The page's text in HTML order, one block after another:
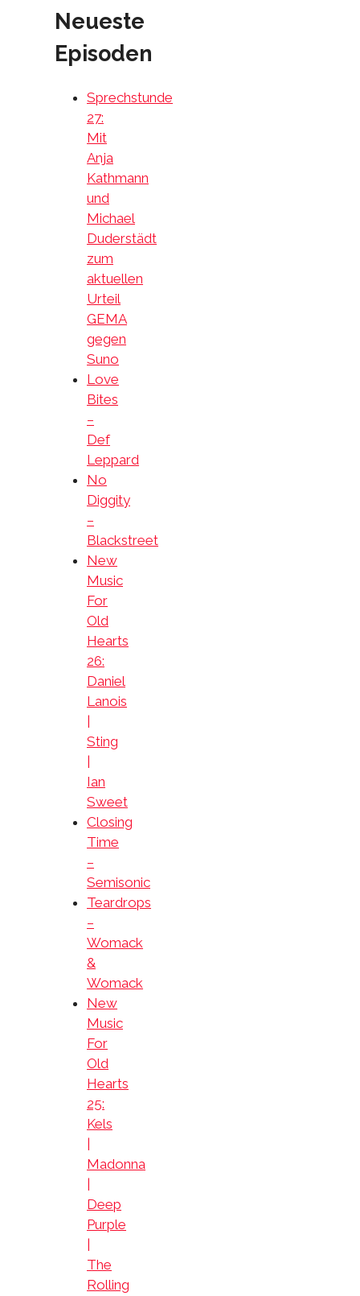
Neueste
Episoden
Sprechstunde
27:
Mit
Anja
Kathmann
und
Michael
Duderstädt
zum
aktuellen
Urteil
GEMA
gegen
Suno
Love
Bites
–
Def
Leppard
No
Diggity
–
Blackstreet
New
Music
For
Old
Hearts
26:
Daniel
Lanois
Sting
Ian
Sweet
Closing
Time
–
Semisonic
Teardrops
–
Womack
&
Womack
New
Music
For
Old
Hearts
25:
Kels
Madonna
Deep
Purple
The
Rolling